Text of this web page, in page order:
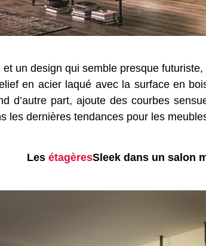
un design qui semble presque
en acier laqué avec la surface en
d’autre part, ajoute des courbes
les dernières tendances pour les
Les étagèresSleek dans un salon